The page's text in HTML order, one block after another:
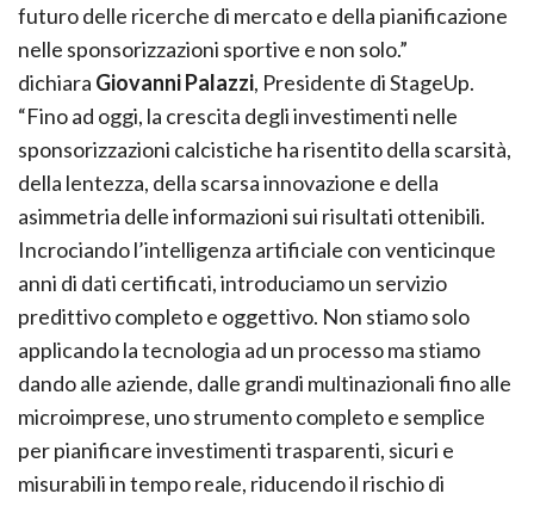
futuro delle ricerche di mercato e della pianificazione
nelle sponsorizzazioni sportive e non solo.”
dichiara Giovanni Palazzi, Presidente di StageUp.
“Fino ad oggi, la crescita degli investimenti nelle
sponsorizzazioni calcistiche ha risentito della scarsità,
della lentezza, della scarsa innovazione e della
asimmetria delle informazioni sui risultati ottenibili.
Incrociando l’intelligenza artificiale con venticinque
anni di dati certificati, introduciamo un servizio
predittivo completo e oggettivo. Non stiamo solo
applicando la tecnologia ad un processo ma stiamo
dando alle aziende, dalle grandi multinazionali fino alle
microimprese, uno strumento completo e semplice
per pianificare investimenti trasparenti, sicuri e
misurabili in tempo reale, riducendo il rischio di